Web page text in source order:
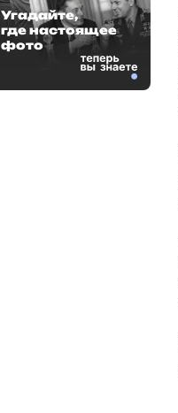
Угадайте,
где настоящее
фото